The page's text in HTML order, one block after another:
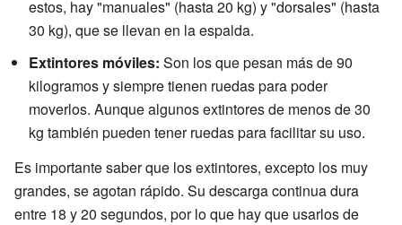
estos, hay "manuales" (hasta 20 kg) y "dorsales" (hasta
30 kg), que se llevan en la espalda.
Extintores móviles: Son los que pesan más de 90
kilogramos y siempre tienen ruedas para poder
moverlos. Aunque algunos extintores de menos de 30
kg también pueden tener ruedas para facilitar su uso.
Es importante saber que los extintores, excepto los muy
grandes, se agotan rápido. Su descarga continua dura
entre 18 y 20 segundos, por lo que hay que usarlos de